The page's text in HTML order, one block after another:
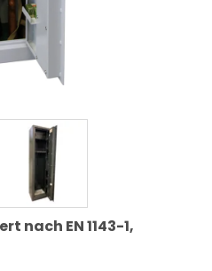
nach EN 1143-1,